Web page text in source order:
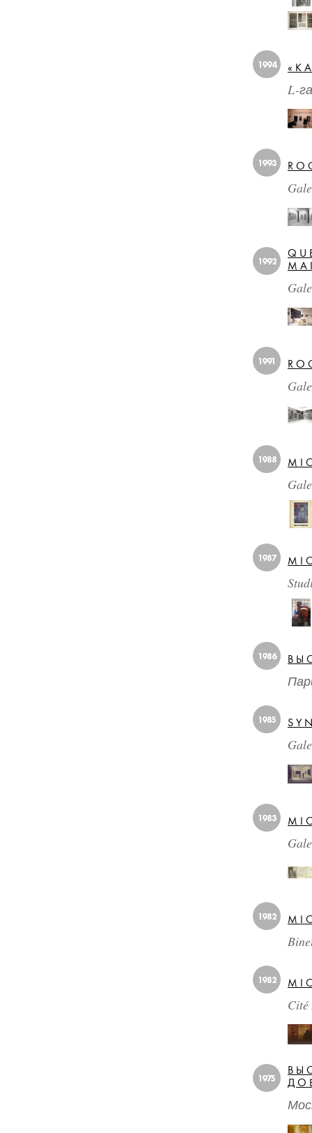
1994
L-
1993
1992
1991
1988
1987
1986
1985
1983
1982
1982
1975